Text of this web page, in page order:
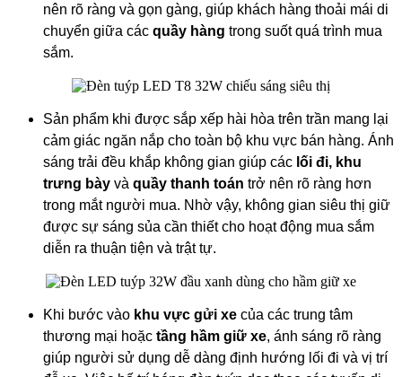
nên rõ ràng và gọn gàng, giúp khách hàng thoải mái di
chuyển giữa các quầy hàng trong suốt quá trình mua
sắm.
Sản phẩm khi được sắp xếp hài hòa trên trần mang lại
cảm giác ngăn nắp cho toàn bộ khu vực bán hàng. Ánh
sáng trải đều khắp không gian giúp các lối đi, khu
trưng bày và quầy thanh toán trở nên rõ ràng hơn
trong mắt người mua. Nhờ vậy, không gian siêu thị giữ
được sự sáng sủa cần thiết cho hoạt động mua sắm
diễn ra thuận tiện và trật tự.
Khi bước vào khu vực gửi xe của các trung tâm
thương mại hoặc tầng hầm giữ xe, ánh sáng rõ ràng
giúp người sử dụng dễ dàng định hướng lối đi và vị trí